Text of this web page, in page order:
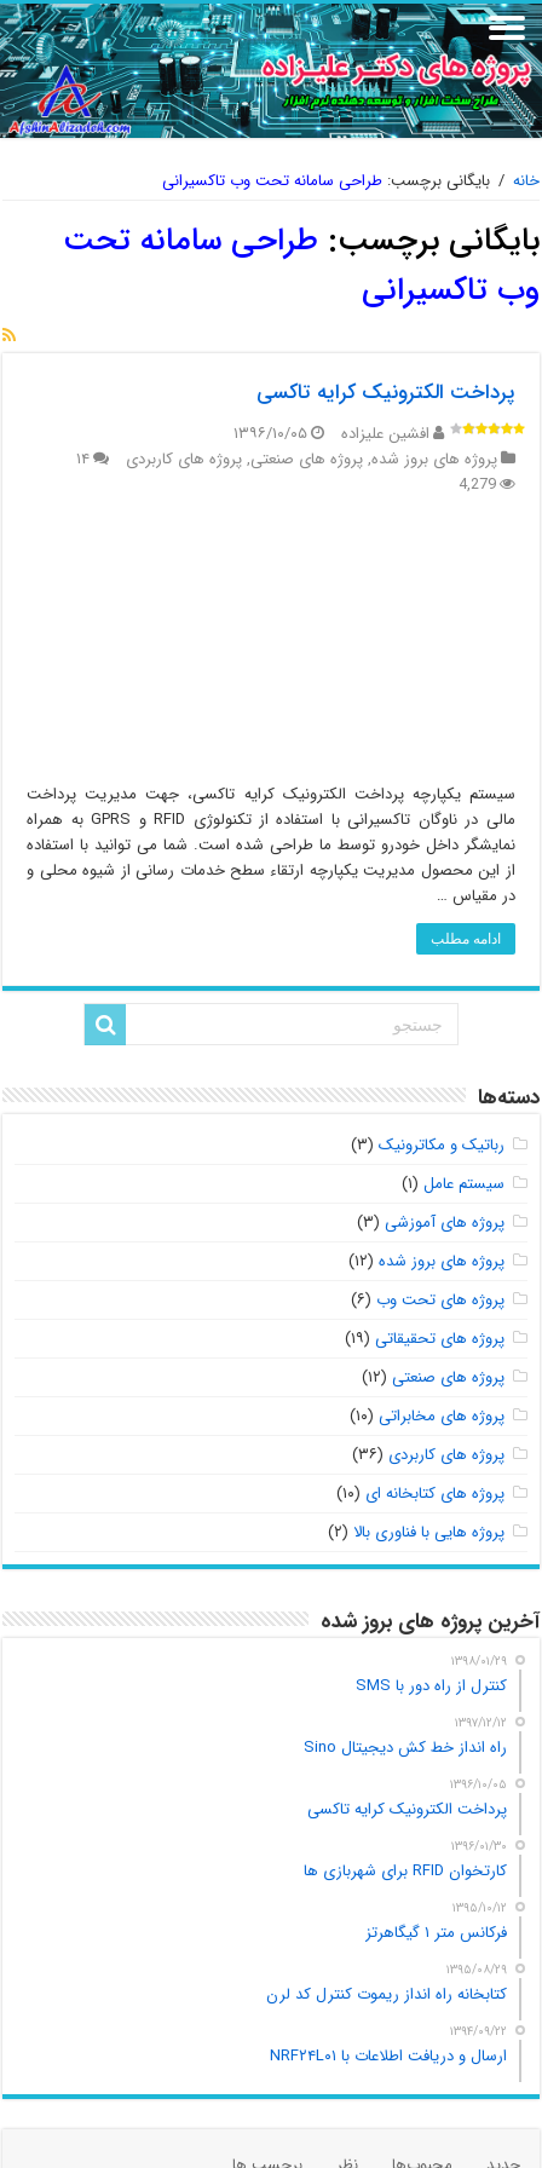
خانه / بایگانی برچسب:طراحی سامانه تحت وب تاکسیرانی
بایگانی برچسب: طراحی سامانه تحت
وب تاکسیرانی
پرداخت الکترونیک کرایه تاکسی
افشین علیزاده
۱۳۹۶/۱۰/۰۵
پروژه های بروز شده,پروژه های صنعتی,پروژه های کاربردی
۱۴
4,279
سیستم یکپارچه پرداخت الکترونیک کرایه تاکسی، جهت مدیریت پرداخت
مالی در ناوگان تاکسیرانی با استفاده از تکنولوژی RFID و GPRS به همراه
نمایشگر داخل خودرو توسط ما طراحی شده است. شما می توانید با استفاده
از این محصول مدیریت یکپارچه ارتقاء سطح خدمات رسانی از شیوه محلی و
در مقیاس …
ادامه مطلب
دسته‌ها
رباتیک و مکاترونیک (۳)
سیستم عامل (۱)
پروژه های آموزشی (۳)
پروژه های بروز شده (۱۲)
پروژه های تحت وب (۶)
پروژه های تحقیقاتی (۱۹)
پروژه های صنعتی (۱۲)
پروژه های مخابراتی (۱۰)
پروژه های کاربردی (۳۶)
پروژه های کتابخانه ای (۱۰)
پروژه هایی با فناوری بالا (۲)
آخرین پروژه های بروز شده
۱۳۹۸/۰۱/۲۹
کنترل از راه دور با SMS
۱۳۹۷/۱۲/۱۲
راه انداز خط کش دیجیتال Sino
۱۳۹۶/۱۰/۰۵
پرداخت الکترونیک کرایه تاکسی
۱۳۹۶/۰۱/۳۰
کارتخوان RFID برای شهربازی ها
۱۳۹۵/۱۰/۱۲
فرکانس متر ۱ گیگاهرتز
۱۳۹۵/۰۸/۲۹
کتابخانه راه انداز ریموت کنترل کد لرن
۱۳۹۴/۰۹/۲۲
ارسال و دریافت اطلاعات با NRF۲۴L۰۱